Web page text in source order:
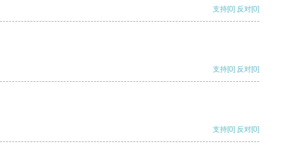
支持[0] 反对[0]
支持[0] 反对[0]
支持[0] 反对[0]